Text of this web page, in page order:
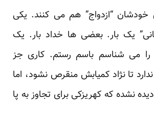
“ازدواج” هم می کنند. یکی
یک بار. بعضی ها خداد بار. یک
را می شناسم باسم رستم. کاری جز
تا نژاد کمیابش منقرص نشود، اما
نشده که کهریزکی برای تجاوز به پا